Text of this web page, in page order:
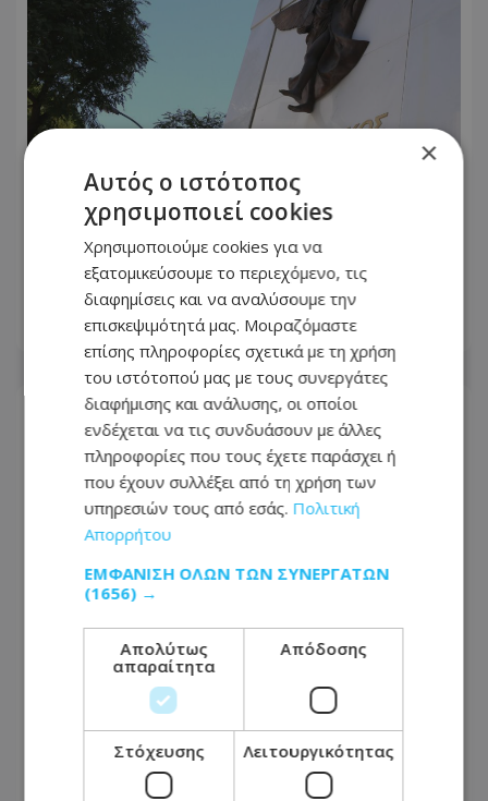
«Πυρά» ΔΗΣΥ κατά Χριστοδουλίδη:
«Απαράδεκτες, προσβλητικές και
εξόχως διχαστικές αναφορές»
09.08.2026 - 11:44
Λετυμπιώτης: «Το μείζον είναι η
Τουρκία να επανέλθει στο τραπέζι
των διαπραγματεύσεων»
09.08.2026 - 11:39
×
Αυτός ο ιστότοπος
χρησιμοποιεί cookies
Χρησιμοποιούμε cookies για να
εξατομικεύσουμε το περιεχόμενο, τις
διαφημίσεις και να αναλύσουμε την
επισκεψιμότητά μας. Μοιραζόμαστε
επίσης πληροφορίες σχετικά με τη χρήση
του ιστότοπού μας με τους συνεργάτες
διαφήμισης και ανάλυσης, οι οποίοι
ενδέχεται να τις συνδυάσουν με άλλες
πληροφορίες που τους έχετε παράσχει ή
που έχουν συλλέξει από τη χρήση των
υπηρεσιών τους από εσάς. Πολιτική
Απορρήτου
ΕΜΦΆΝΙΣΗ ΌΛΩΝ ΤΩΝ ΣΥΝΕΡΓΑΤΏΝ
(1656) →
Απολύτως
απαραίτητα
Απόδοσης
Στόχευσης Λειτουργικότητας